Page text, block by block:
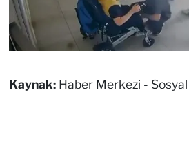
Kaynak: Haber Merkezi -